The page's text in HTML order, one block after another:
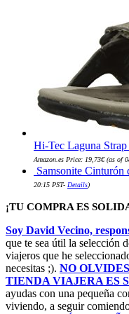
Hi-Tec Laguna Strap
Amazon.es Price: 19,73€(as of
Samsonite Cinturón
20:15 PST- Details)
¡TU COMPRA ES
Soy David Vecino,
que te sea útil la selección
viajeros que he
necesitas ;). NO
TIENDA VIAJERA ES
ayudas con una pequeña
viviendo, a seguir